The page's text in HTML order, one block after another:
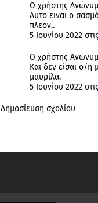
Ο χρήστης
Αυτο ειναι ο
πλεον..
5 Ιουνίου 2022
Ο χρήστης
Και δεν είσαι ο/η
μαυρίλα.
5 Ιουνίου 2022
Δημοσίευση σχολίου